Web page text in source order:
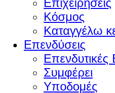
Κόσμος
Καταγγέλω
Επενδύσεις
Επενδυτικές
Συμφέρει
Υποδομές